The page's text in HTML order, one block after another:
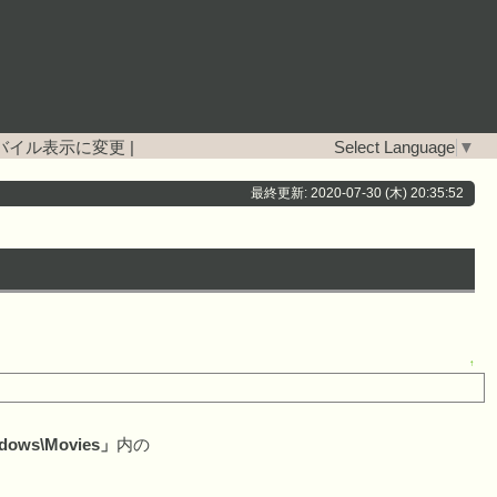
イル表示に変更 Select Language ▼
最終更新: 2020-07-30 (木) 20:35:52
↑
」 内の